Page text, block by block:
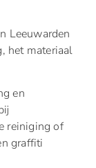
Leeuwarden
het materiaal
en
reiniging of
graffiti